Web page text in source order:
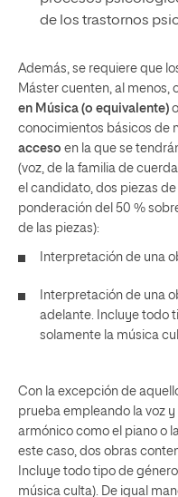
de los trastornos
Además, se requiere que
Máster cuenten, al menos,
en Música (o equivalente)
conocimientos básicos de
acceso en la que se
(voz, de la familia de
el candidato, dos piezas
ponderación del 50 %
de las piezas):
Interpretación de una
Interpretación de una
adelante. Incluye todo
solamente la música
Con la excepción de
prueba empleando la voz
armónico como el piano o
este caso, dos obras
Incluye todo tipo de
música culta). De igual